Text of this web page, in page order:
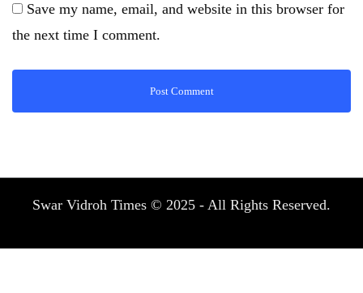
Save my name, email, and website in this browser for
the next time I comment.
Swar Vidroh Times © 2025 - All Rights Reserved.